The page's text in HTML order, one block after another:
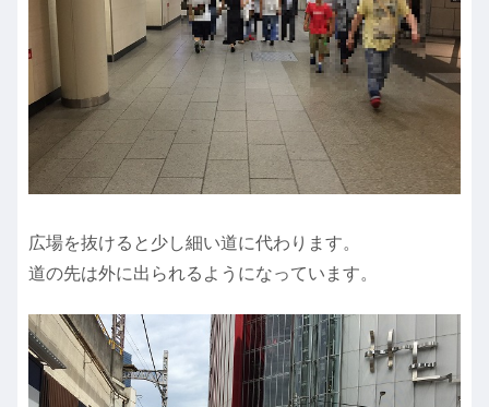
広場を抜けると少し細い道に代わります。
道の先は外に出られるようになっています。